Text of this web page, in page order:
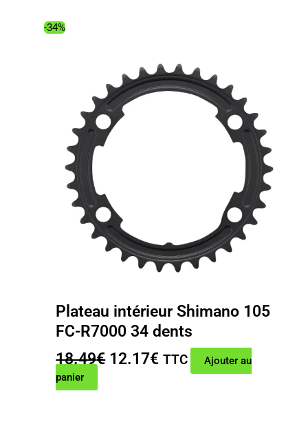
-34%
Plateau intérieur Shimano 105
FC-R7000 34 dents
18.49€ Le
12.17€ Le
TTC
Ajouter au
panier